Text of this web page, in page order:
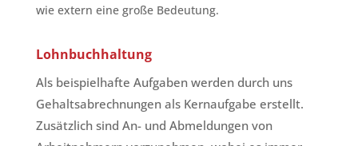
wie extern eine große Bedeutung.
Lohnbuchhaltung
Als beispielhafte Aufgaben werden durch uns
Gehaltsabrechnungen als Kernaufgabe erstellt.
Zusätzlich sind An- und Abmeldungen von